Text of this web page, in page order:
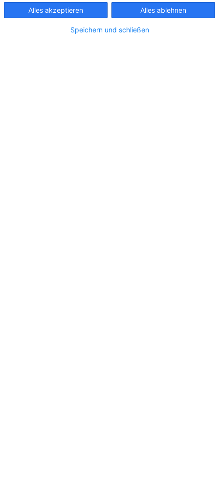
Alles akzeptieren Alles ablehnen
Speichern und schließen